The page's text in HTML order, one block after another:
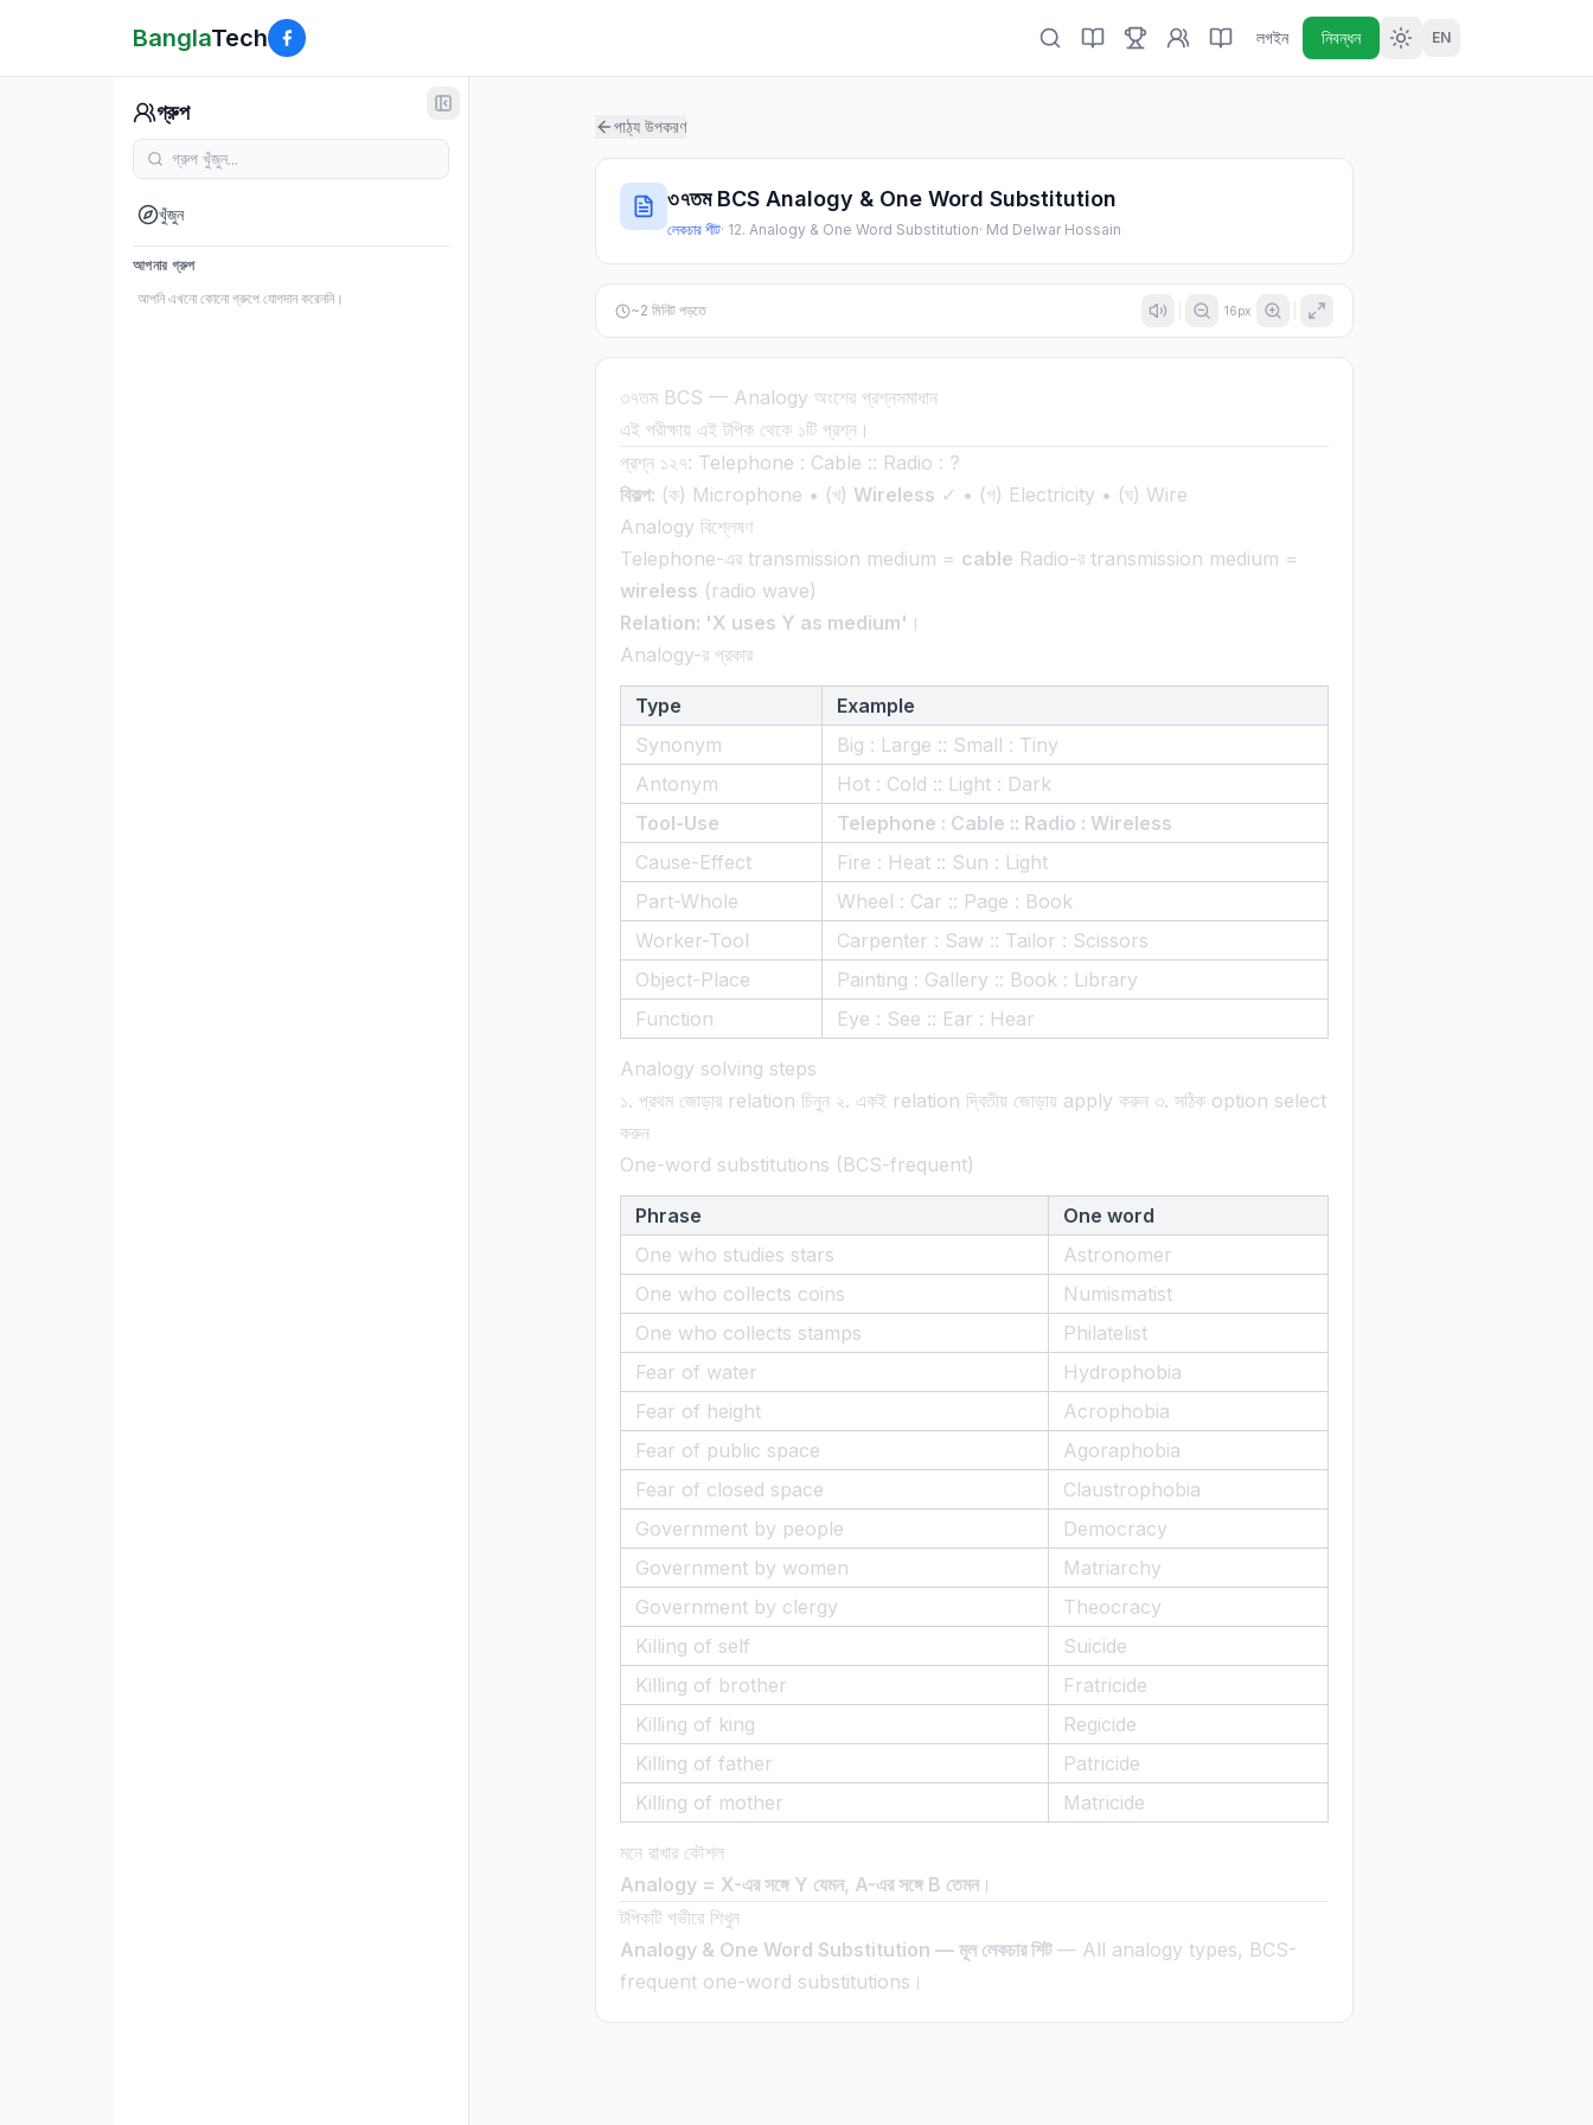
BanglaTech লগইন নিবন্ধন EN
গ্রুপ
খুঁজুন
আপনার গ্রুপ
আপনি এখনো কোনো গ্রুপে যোগদান করেননি।
পাঠ্য উপকরণ
৩৭তম BCS Analogy & One Word Substitution
লেকচার শীট· 12. Analogy & One Word Substitution· Md Delwar Hossain
~2 মিনিট পড়তে 16px
৩৭তম BCS — Analogy অংশের প্রশ্নসমাধান
এই পরীক্ষায় এই টপিক থেকে ১টি প্রশ্ন।
প্রশ্ন ১২৭: Telephone : Cable :: Radio : ?
বিকল্প: (ক) Microphone • (খ) Wireless ✓ • (গ) Electricity • (ঘ) Wire
Analogy বিশ্লেষণ
Telephone-এর transmission medium = cable Radio-র transmission medium =
wireless (radio wave)
Relation: 'X uses Y as medium' ।
Analogy-র প্রকার
Type
Example
Synonym
Big : Large :: Small : Tiny
Antonym
Hot : Cold :: Light : Dark
Tool-Use
Telephone : Cable :: Radio : Wireless
Cause-Effect
Fire : Heat :: Sun : Light
Part-Whole
Wheel : Car :: Page : Book
Worker-Tool
Carpenter : Saw :: Tailor : Scissors
Object-Place
Painting : Gallery :: Book : Library
Function
Eye : See :: Ear : Hear
Analogy solving steps
১. প্রথম জোড়ার relation চিনুন ২. একই relation দ্বিতীয় জোড়ায় apply করুন ৩. সঠিক option select
করুন
One-word substitutions (BCS-frequent)
Phrase
One word
One who studies stars
Astronomer
One who collects coins
Numismatist
One who collects stamps
Philatelist
Fear of water
Hydrophobia
Fear of height
Acrophobia
Fear of public space
Agoraphobia
Fear of closed space
Claustrophobia
Government by people
Democracy
Government by women
Matriarchy
Government by clergy
Theocracy
Killing of self
Suicide
Killing of brother
Fratricide
Killing of king
Regicide
Killing of father
Patricide
Killing of mother
Matricide
মনে রাখার কৌশল
Analogy = X-এর সঙ্গে Y যেমন, A-এর সঙ্গে B তেমন।
টপিকটি গভীরে শিখুন
Analogy & One Word Substitution — মূল লেকচার শিট— All analogy types, BCS-
frequent one-word substitutions।